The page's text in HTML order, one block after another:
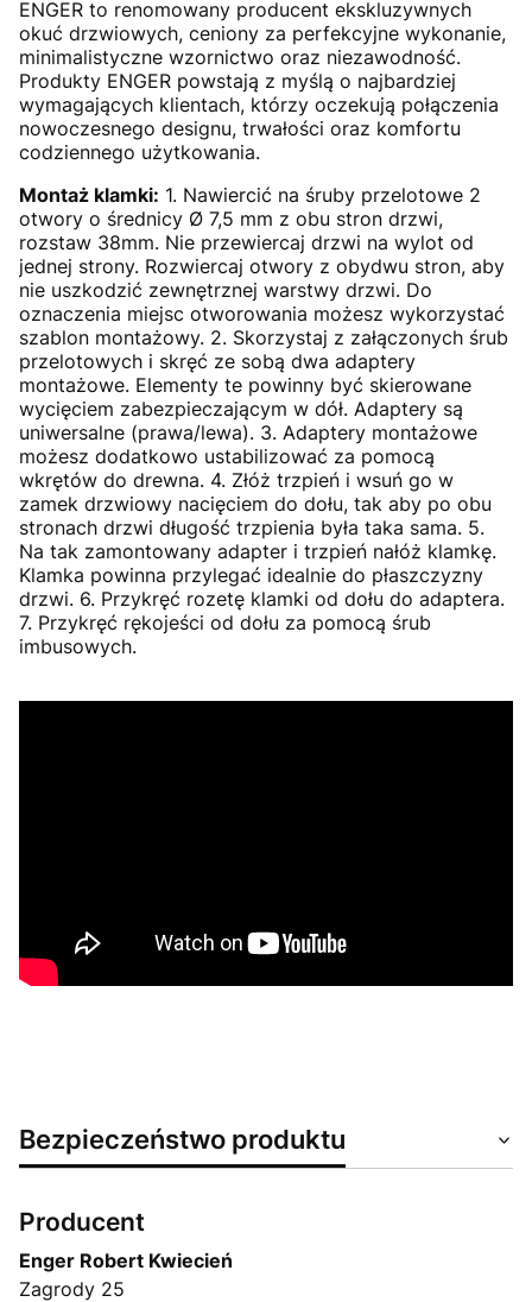
ENGER to renomowany producent ekskluzywnych
okuć drzwiowych, ceniony za perfekcyjne wykonanie,
minimalistyczne wzornictwo oraz niezawodność.
Produkty ENGER powstają z myślą o najbardziej
wymagających klientach, którzy oczekują połączenia
nowoczesnego designu, trwałości oraz komfortu
codziennego użytkowania.
Montaż klamki: 1. Nawiercić na śruby przelotowe 2
otwory o średnicy Ø 7,5 mm z obu stron drzwi,
rozstaw 38mm. Nie przewiercaj drzwi na wylot od
jednej strony. Rozwiercaj otwory z obydwu stron, aby
nie uszkodzić zewnętrznej warstwy drzwi. Do
oznaczenia miejsc otworowania możesz wykorzystać
szablon montażowy. 2. Skorzystaj z załączonych śrub
przelotowych i skręć ze sobą dwa adaptery
montażowe. Elementy te powinny być skierowane
wycięciem zabezpieczającym w dół. Adaptery są
uniwersalne (prawa/lewa). 3. Adaptery montażowe
możesz dodatkowo ustabilizować za pomocą
wkrętów do drewna. 4. Złóż trzpień i wsuń go w
zamek drzwiowy nacięciem do dołu, tak aby po obu
stronach drzwi długość trzpienia była taka sama. 5.
Na tak zamontowany adapter i trzpień nałóż klamkę.
Klamka powinna przylegać idealnie do płaszczyzny
drzwi. 6. Przykręć rozetę klamki od dołu do adaptera.
7. Przykręć rękojeści od dołu za pomocą śrub
imbusowych.
Bezpieczeństwo produktu
Producent
Enger Robert Kwiecień
Zagrody 25